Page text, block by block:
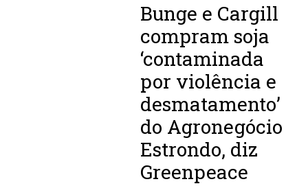
Bunge e Cargill
compram soja
‘contaminada
por violência e
desmatamento’
do Agronegócio
Estrondo, diz
Greenpeace